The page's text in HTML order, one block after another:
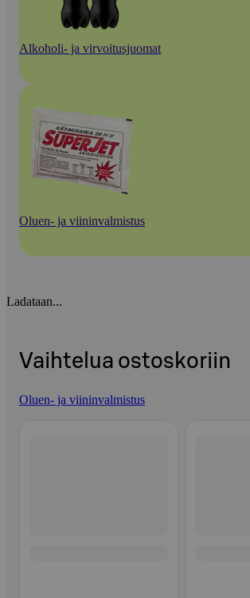
Alkoholi- ja virvoitusjuomat
Oluen- ja viininvalmistus
Ladataan...
Vaihtelua ostoskoriin
Oluen- ja viininvalmistus